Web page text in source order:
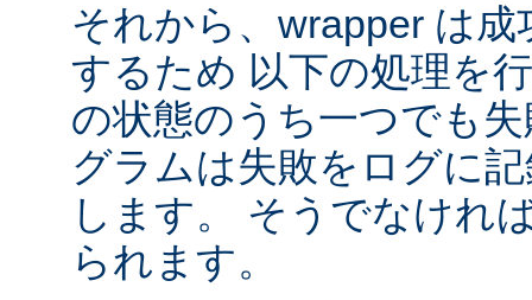
それから、wrapper は
するため 以下の処理を
の状態のうち一つでも
グラムは失敗をログに
します。 そうでなけれ
られます。